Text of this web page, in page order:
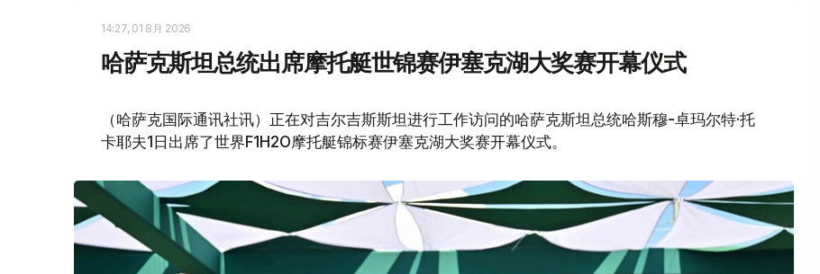
14:27, 01 8月 2026
哈萨克斯坦总统出席摩托艇世锦赛伊塞克湖大奖赛开幕仪式
（哈萨克国际通讯社讯）正在对吉尔吉斯斯坦进行工作访问的哈萨克斯坦总统哈斯穆-卓玛尔特·托
卡耶夫1日出席了世界F1H2O摩托艇锦标赛伊塞克湖大奖赛开幕仪式。